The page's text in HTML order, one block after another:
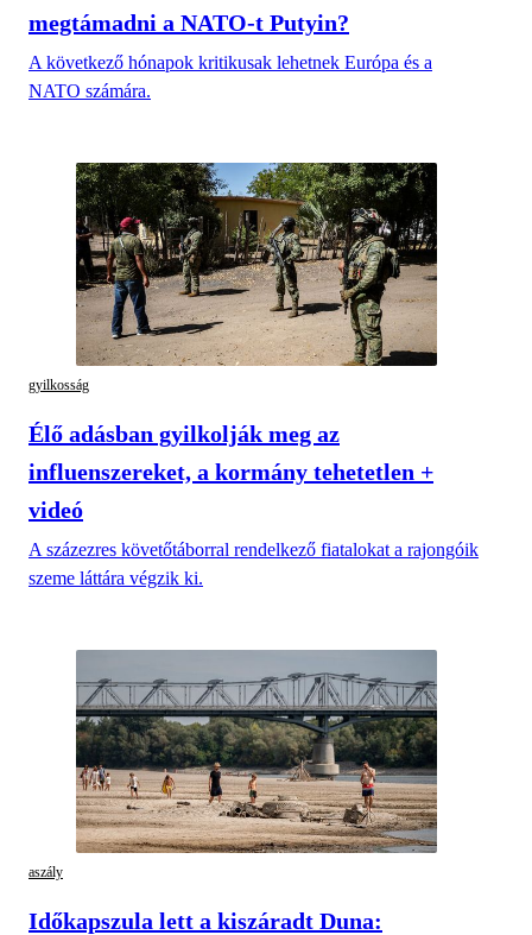
megtámadni a NATO-t Putyin?
A következő hónapok kritikusak lehetnek Európa és a
NATO számára.
gyilkosság
Élő adásban gyilkolják meg az
influenszereket, a kormány tehetetlen +
videó
A százezres követőtáborral rendelkező fiatalokat a rajongóik
szeme láttára végzik ki.
aszály
Időkapszula lett a kiszáradt Duna: